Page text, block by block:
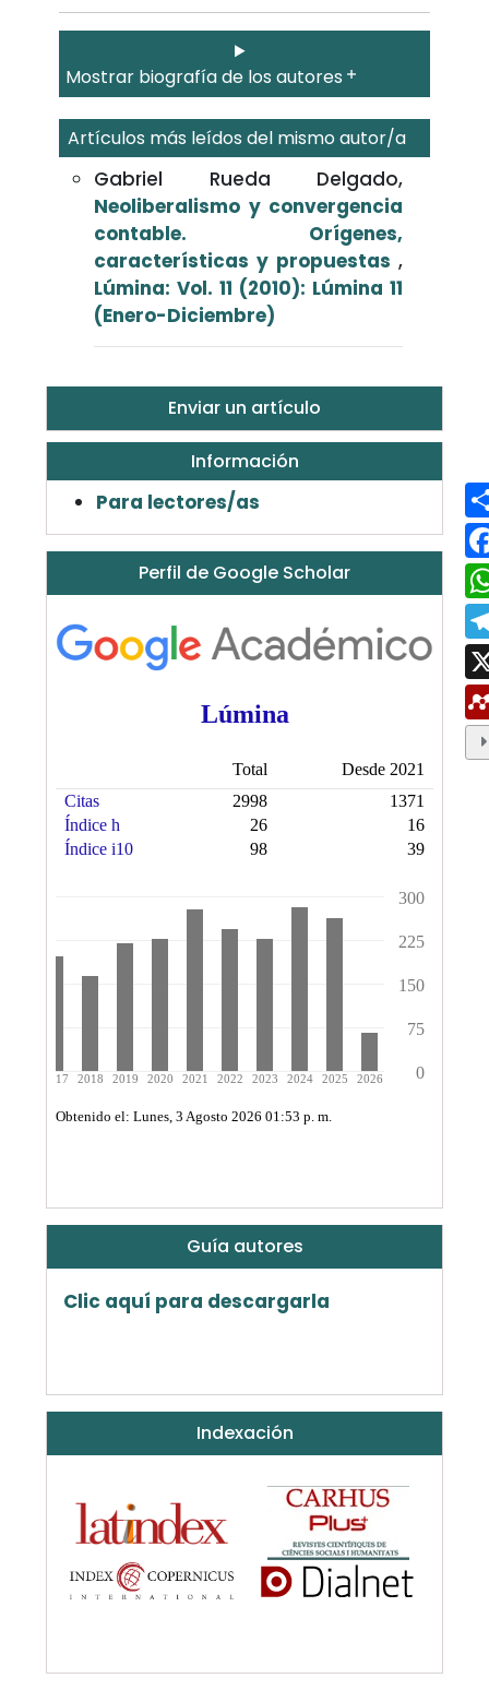
Mostrar biografía de los autores
Artículos más leídos del mismo autor/a
Gabriel Rueda Delgado,
Neoliberalismo y convergencia
contable. Orígenes,
características y propuestas ,
Lúmina: Vol. 11 (2010): Lúmina 11
(Enero-Diciembre)
Enviar un artículo
Información
Para lectores/as
Perfil de Google Scholar
Guía autores
Clic aquí para descargarla
Indexación